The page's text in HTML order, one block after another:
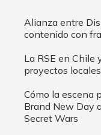
Alianza entre
contenido con
La RSE en Chile
proyectos locales
Cómo la escena
Brand New Day
Secret Wars